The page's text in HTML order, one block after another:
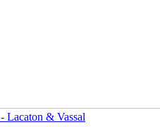
Lacaton & Vassal